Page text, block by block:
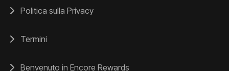
Politica sulla Privacy
Termini
Benvenuto in Encore Rewards